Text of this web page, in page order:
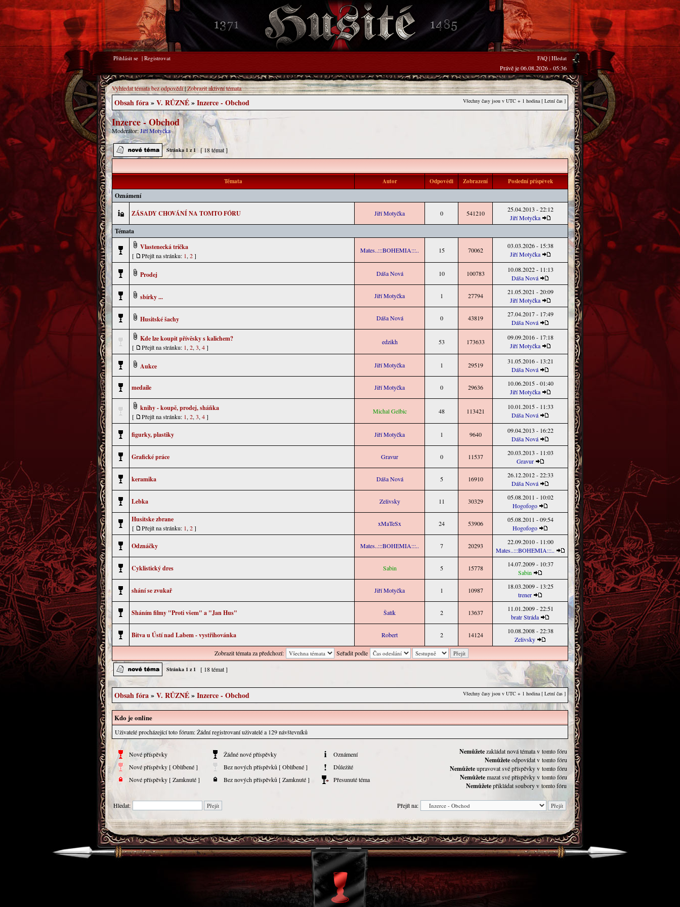
Přihlásit se | Registrovat FAQ | Hledat
Právě je 06.08.2026 - 05:36
Vyhledat témata bez odpovědí|Zobrazit aktivní témata
Obsah fóra»V. RŮZNÉ»Inzerce - Obchod Všechny časy jsou v UTC + 1 hodina [ Letní čas ]
Inzerce - Obchod
Moderátor:Jiří Motyčka
Stránka 1 z1 [ 18 témat ]
Témata Autor Odpovědi Zobrazení Poslední příspěvek
Oznámení
ZÁSADY CHOVÁNÍ NA TOMTO FÓRU Jiří Motyčka 0 541210
25.04.2013 - 22:12
Jiří Motyčka
Témata
Vlastenecká trička
[ Přejít na stránku: 1, 2]
Mates..:::BOHEMIA:::.. 15 70062
03.03.2026 - 15:38
Jiří Motyčka
Prodej Dáša Nová 10 100783
10.08.2022 - 11:13
Dáša Nová
sbírky ... Jiří Motyčka 1 27794
21.05.2021 - 20:09
Jiří Motyčka
Husitské šachy Dáša Nová 0 43819
27.04.2017 - 17:49
Dáša Nová
Kde lze koupit přívěsky s kalichem?
[ Přejít na stránku: 1, 2, 3, 4]
edzikh 53 173633
09.09.2016 - 17:18
Jiří Motyčka
Aukce Jiří Motyčka 1 29519
31.05.2016 - 13:21
Dáša Nová
medaile Jiří Motyčka 0 29636
10.06.2015 - 01:40
Jiří Motyčka
knihy - koupě, prodej, sháňka
[ Přejít na stránku: 1, 2, 3, 4]
Michal Gelbic 48 113421
10.01.2015 - 11:33
Dáša Nová
figurky, plastiky Jiří Motyčka 1 9640
09.04.2013 - 16:22
Dáša Nová
Grafické práce Gravur 0 11537
20.03.2013 - 11:03
Gravur
keramika Dáša Nová 5 16910
26.12.2012 - 22:33
Dáša Nová
Lebka Zelivsky 11 30329
05.08.2011 - 10:02
Hogofogo
Husitske zbrane
[ Přejít na stránku: 1, 2]
xMaTeSx 24 53906
05.08.2011 - 09:54
Hogofogo
Odznáčky Mates..:::BOHEMIA:::.. 7 20293
22.09.2010 - 11:00
Mates..:::BOHEMIA:::..
Cyklistický dres Sabin 5 15778
14.07.2009 - 10:37
Sabin
shání se zvukař Jiří Motyčka 1 10987
18.03.2009 - 13:25
trener
Sháním filmy "Proti všem" a "Jan Hus" Šatík 2 13637
11.01.2009 - 22:51
bratr Stráda
Bitva u Ústí nad Labem - vystřihovánka Robert 2 14124
10.08.2008 - 22:38
Zelivsky
Zobrazit témata za předchozí:
Seřadit podle
Stránka 1 z1 [ 18 témat ]
Obsah fóra»V. RŮZNÉ»Inzerce - Obchod Všechny časy jsou v UTC + 1 hodina [ Letní čas ]
Kdo je online
Uživatelé procházející toto fórum: Žádní registrovaní uživatelé a 129 návštevníků
Nové příspěvky Žádné nové příspěvky
Oznámení
Nové příspěvky [ Oblíbené ]
Bez nových příspěvků [ Oblíbené ]
Důležité
Nové příspěvky [ Zamknuté ]
Bez nových příspěvků [ Zamknuté ] Přesunuté téma
Nemůžetezakládat nová témata v tomto fóru
Nemůžeteodpovídat v tomto fóru
Nemůžeteupravovat své příspěvky v tomto fóru
Nemůžetemazat své příspěvky v tomto fóru
Nemůžetepřikládat soubory v tomto fóru
Hledat: Přejít na: